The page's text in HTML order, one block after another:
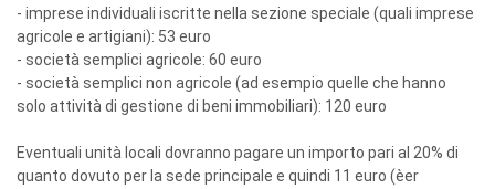
- imprese individuali iscritte nella sezione speciale (quali imprese
agricole e artigiani): 53 euro
- società semplici agricole: 60 euro
- società semplici non agricole (ad esempio quelle che hanno
solo attività di gestione di beni immobiliari): 120 euro
Eventuali unità locali dovranno pagare un importo pari al 20% di
quanto dovuto per la sede principale e quindi 11 euro (èer